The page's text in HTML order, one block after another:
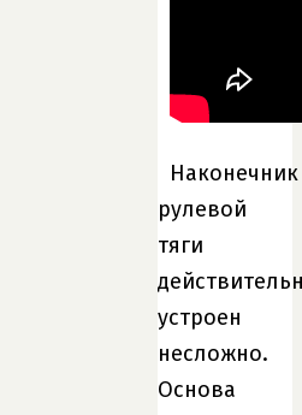
Наконечник
рулевой
тяги
устроен
несложно.
Основа